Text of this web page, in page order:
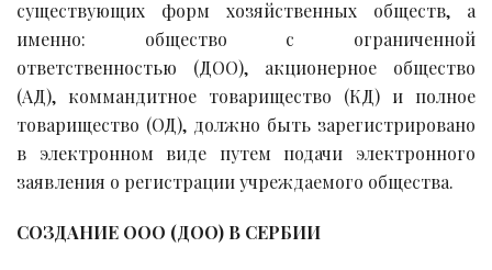
существующих форм хозяйственных обществ, а
именно: общество с ограниченной
ответственностью (ДОО), акционерное общество
(АД), коммандитное товарищество (КД) и полное
товарищество (ОД), должно быть зарегистрировано
в электронном виде путем подачи электронного
заявления о регистрации учреждаемого общества.
СОЗДАНИЕ ООО (ДOO) В СЕРБИИ